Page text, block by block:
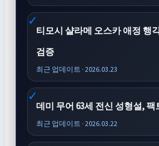
티모시 샬라메 오스카 애정 행
검증
최근 업데이트 · 2026.03.23
데미 무어 63세 전신 성형설, 팩
최근 업데이트 · 2026.03.22